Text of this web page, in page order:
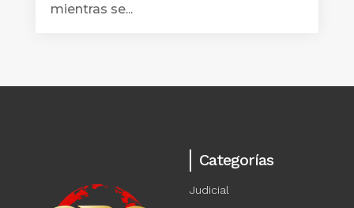
mientras se...
Categorías
Judicial